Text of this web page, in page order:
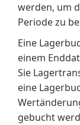
werden, um
Periode zu
Eine
einem
Sie
eine
gebucht